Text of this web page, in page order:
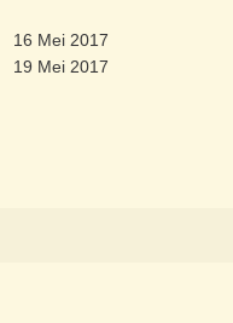
16 Mei 2017
19 Mei 2017